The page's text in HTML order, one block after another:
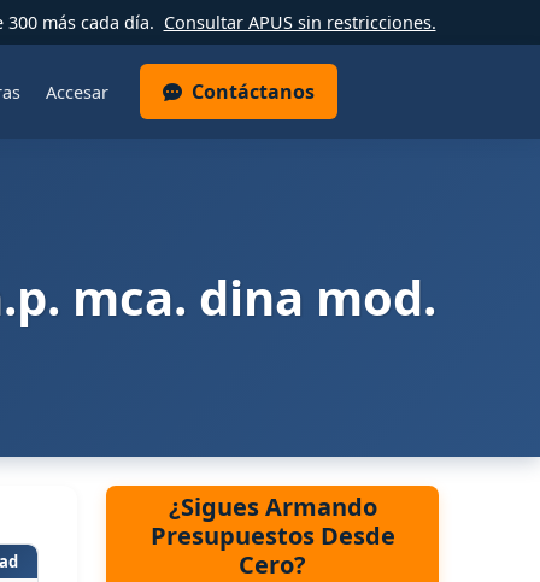
más cada día. Consultar APUS sin restricciones.
Accesar Contáctanos
mca. dina mod.
¿Sigues Armando
Presupuestos Desde
Cero?